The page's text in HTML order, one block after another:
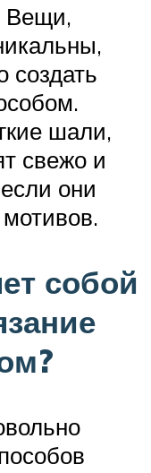
Вещи,
создать
шали,
свежо и
они
собой